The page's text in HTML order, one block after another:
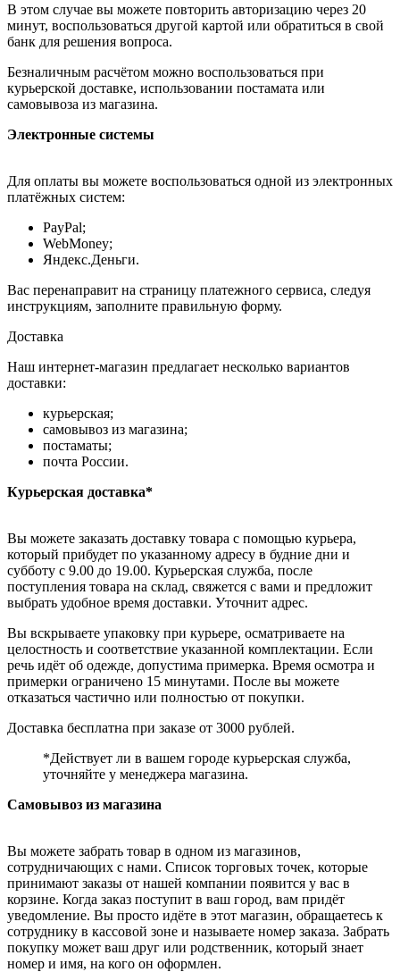
В этом случае вы можете повторить авторизацию через 20
минут, воспользоваться другой картой или обратиться в свой
банк для решения вопроса.
Безналичным расчётом можно воспользоваться при
курьерской доставке, использовании постамата или
самовывоза из магазина.
Электронные системы
Для оплаты вы можете воспользоваться одной из электронных
платёжных систем:
PayPal;
WebMoney;
Яндекс.Деньги.
Вас перенаправит на страницу платежного сервиса, следуя
инструкциям, заполните правильную форму.
Доставка
Наш интернет-магазин предлагает несколько вариантов
доставки:
курьерская;
самовывоз из магазина;
постаматы;
почта России.
Курьерская доставка*
Вы можете заказать доставку товара с помощью курьера,
который прибудет по указанному адресу в будние дни и
субботу с 9.00 до 19.00. Курьерская служба, после
поступления товара на склад, свяжется с вами и предложит
выбрать удобное время доставки. Уточнит адрес.
Вы вскрываете упаковку при курьере, осматриваете на
целостность и соответствие указанной комплектации. Если
речь идёт об одежде, допустима примерка. Время осмотра и
примерки ограничено 15 минутами. После вы можете
отказаться частично или полностью от покупки.
Доставка бесплатна при заказе от 3000 рублей.
*Действует ли в вашем городе курьерская служба,
уточняйте у менеджера магазина.
Самовывоз из магазина
Вы можете забрать товар в одном из магазинов,
сотрудничающих с нами. Список торговых точек, которые
принимают заказы от нашей компании появится у вас в
корзине. Когда заказ поступит в ваш город, вам придёт
уведомление. Вы просто идёте в этот магазин, обращаетесь к
сотруднику в кассовой зоне и называете номер заказа. Забрать
покупку может ваш друг или родственник, который знает
номер и имя, на кого он оформлен.